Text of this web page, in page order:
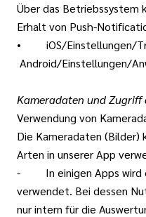
Über das Betriebssystem
Erhalt von Push-
• iOS/Einstellungen/
Android/Einstellungen/
Kameradaten und Zugriff
Verwendung von
Die Kameradaten (Bilder)
Arten in unserer App
- In einigen Apps wird
verwendet. Bei dessen
nur intern für die